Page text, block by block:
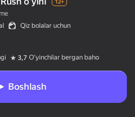
12+
Qiz bolalar uchun
3,7 Oʻyinchilar bergan baho
Boshlash